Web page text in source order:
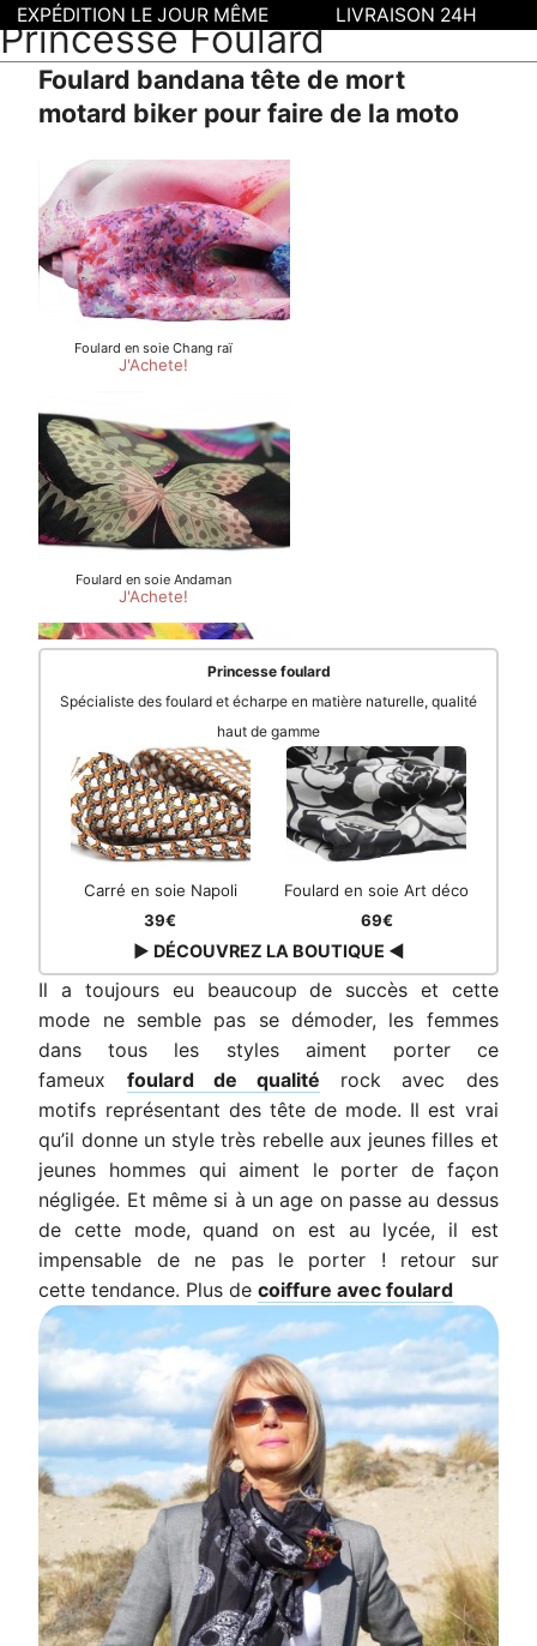
Princesse Foulard
Foulard bandana tête de mort
motard biker pour faire de la moto
Princesse foulard
Spécialiste des foulard et écharpe en matière naturelle, qualité
haut de gamme
Carré en soie Napoli
39€
Foulard en soie Art déco
69€
▶ DÉCOUVREZ LA BOUTIQUE ◀
Il a toujours eu beaucoup de succès et cette
mode ne semble pas se démoder, les femmes
dans tous les styles aiment porter ce
fameux foulard de qualité rock avec des
motifs représentant des tête de mode. Il est vrai
qu’il donne un style très rebelle aux jeunes filles et
jeunes hommes qui aiment le porter de façon
négligée. Et même si à un age on passe au dessus
de cette mode, quand on est au lycée, il est
impensable de ne pas le porter ! retour sur
cette tendance. Plus decoiffure avec foulard
EXPÉDITION LE JOUR MÊME LIVRAISON 24H